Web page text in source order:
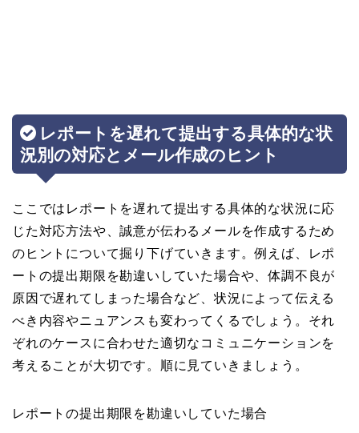
レポートを遅れて提出する具体的な状
況別の対応とメール作成のヒント
ここではレポートを遅れて提出する具体的な状況に応
じた対応方法や、誠意が伝わるメールを作成するため
のヒントについて掘り下げていきます。例えば、レポ
ートの提出期限を勘違いしていた場合や、体調不良が
原因で遅れてしまった場合など、状況によって伝える
べき内容やニュアンスも変わってくるでしょう。それ
ぞれのケースに合わせた適切なコミュニケーションを
考えることが大切です。順に見ていきましょう。
レポートの提出期限を勘違いしていた場合